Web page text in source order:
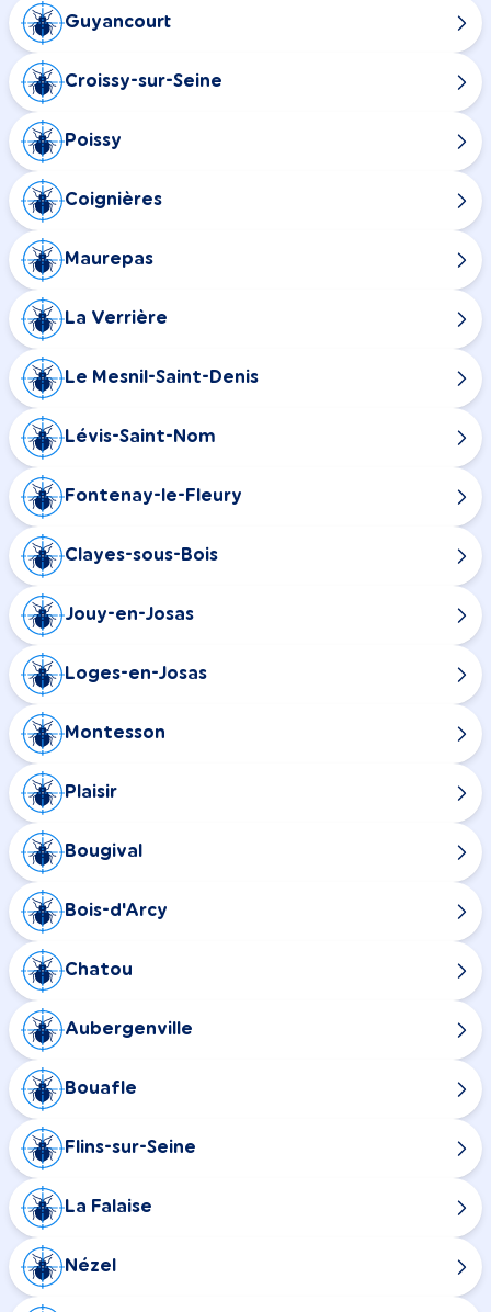
Guyancourt
Croissy-sur-Seine
Poissy
Coignières
Maurepas
La Verrière
Le Mesnil-Saint-Denis
Lévis-Saint-Nom
Fontenay-le-Fleury
Clayes-sous-Bois
Jouy-en-Josas
Loges-en-Josas
Montesson
Plaisir
Bougival
Bois-d'Arcy
Chatou
Aubergenville
Bouafle
Flins-sur-Seine
La Falaise
Nézel